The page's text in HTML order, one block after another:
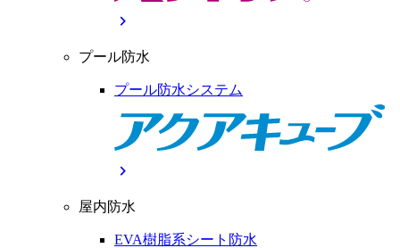
chevron_right
プール防水
プール防水システム
chevron_right
屋内防水
EVA樹脂系シート防水